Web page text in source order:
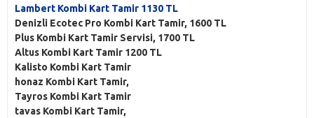
Lambert Kombi Kart Tamir 1130 TL
Denizli Ecotec Pro Kombi Kart Tamir, 1600 TL
Plus Kombi Kart Tamir Servisi, 1700 TL
Altus Kombi Kart Tamir 1200 TL
Kalisto Kombi Kart Tamir
honaz Kombi Kart Tamir,
Tayros Kombi Kart Tamir
tavas Kombi Kart Tamir,